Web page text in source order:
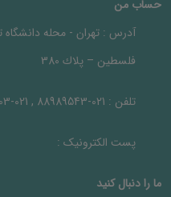
حساب من
آدرس : تهران - محله دانشگاه
فلسطين – پلاك 380
تلفن : 021-88989543 , 021-88961303
پست الکترونیک :
ما را دنبال کنيد